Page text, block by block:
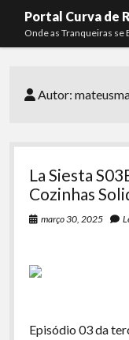
Portal Curva de
Onde as Tranqueiras se
menu
Curva de Rio
Komos
La Siesta
Papo
Membros
Lucas Oliveira
Kaique Xavier
Autor:
La Siesta
Cozinhas
março 30, 2025
Episódio 03 da